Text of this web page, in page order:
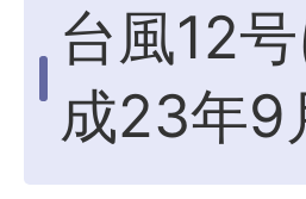
台風12
成23年9